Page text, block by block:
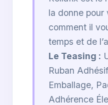
la donne pour
comment il
temps et de
Le Teasing :
Ruban
Emballage,
Adhérence